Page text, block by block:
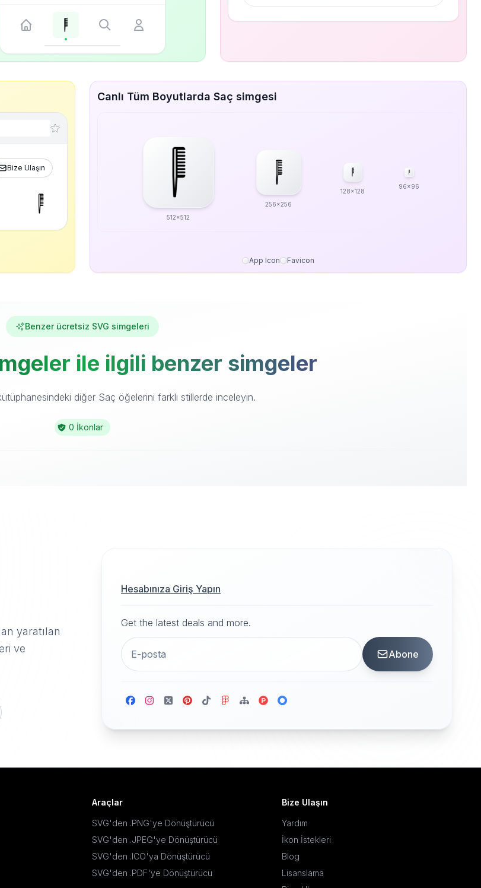
Bize Ulaşın
Canlı Tüm Boyutlarda Saç simgesi
512x512
256x256
128x128
96x96
App Icon Favicon
Benzer ücretsiz SVG simgeleri
ile ilgili benzer simgeler
diğer Saç öğelerini farklı stillerde inceleyin.
0 İkonlar
yaratılan
ve
Hesabınıza Giriş Yapın
Get the latest deals and more.
Abone
Araçlar
SVG'den .PNG'ye Dönüştürücü
SVG'den .JPEG'ye Dönüştürücü
SVG'den .ICO'ya Dönüştürücü
SVG'den .PDF'ye Dönüştürücü
Bize Ulaşın
Yardım
İkon İstekleri
Blog
Lisanslama